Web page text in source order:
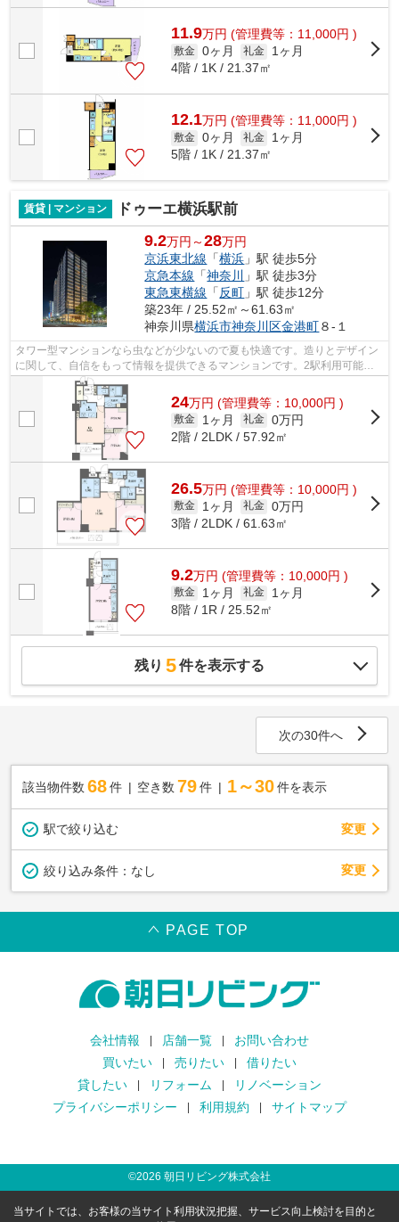
11.9万円 (管理費等：11,000円 )
敷金 0ヶ月 礼金
1ヶ月
4階 / 1K / 21.37㎡
12.1万円 (管理費等：11,000円 )
敷金 0ヶ月 礼金
1ヶ月
5階 / 1K / 21.37㎡
賃貸 | マンション ドゥーエ横浜駅前
9.2万円～28万円
京浜東北線 「横浜 」駅 徒歩5分
京急本線 「神奈川
」駅 徒歩3分
東急東横線 「反町 」駅 徒歩12分
築23年 / 25.52㎡～61.63㎡
神奈川県横浜市神奈川区金港町８-１
タワー型マンションなら虫などが少ないので夏も快適です。造りとデザイン
に関して、自信をもって情報を提供できるマンションです。2駅利用可能な
物件なので行動範囲も広がります。21階...
24万円 (管理費等：10,000円 )
敷金 1ヶ月 礼金 0万円
2階 / 2LDK / 57.92㎡
26.5万円 (管理費等：10,000円 )
敷金 1ヶ月 礼金 0万円
3階 / 2LDK / 61.63㎡
9.2万円 (管理費等：10,000円 )
敷金 1ヶ月 礼金
1ヶ月
8階 / 1R / 25.52㎡
残り 5件を表示する
次の30件へ
該当物件数 68件 空き数 79 件 1～30 件を表示
駅で絞り込む 変更
絞り込み条件： なし 変更
PAGE TOP
会社情報 店舗一覧
お問い合わせ
買いたい
売りたい
借りたい
貸したい
リフォーム
リノベーション
プライバシーポリシー
利用規約 サイトマップ
©2026 朝日リビング株式会社
当サイトでは、お客様の当サイト利用状況把握、サービス向上検討を目的と